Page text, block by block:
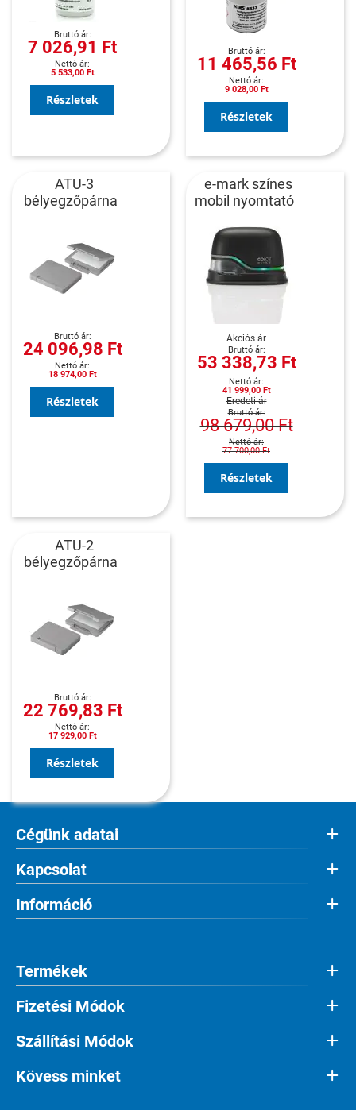
7 026,91 Ft
5 533,00 Ft
Részletek
11 465,56 Ft
9 028,00 Ft
Részletek
ATU-3
bélyegzőpárna
24 096,98 Ft
18 974,00 Ft
Részletek
e-mark színes
mobil nyomtató
Akciós ár
53 338,73 Ft
41 999,00 Ft
Eredeti ár
98 679,00 Ft
77 700,00 Ft
Részletek
ATU-2
bélyegzőpárna
22 769,83 Ft
17 929,00 Ft
Részletek
Cégünk adatai
Kapcsolat
Információ
Termékek
Fizetési Módok
Szállítási Módok
Kövess minket